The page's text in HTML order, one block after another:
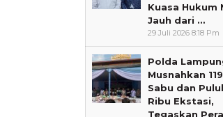
Kuasa Hukum
Jauh dari …
29 Juli 2026 8:18 Pm
Polda
Musnahkan
Sabu dan
Ribu Ekstasi,
Tegaskan